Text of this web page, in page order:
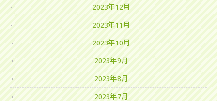
2023年12月
2023年11月
2023年10月
2023年9月
2023年8月
2023年7月